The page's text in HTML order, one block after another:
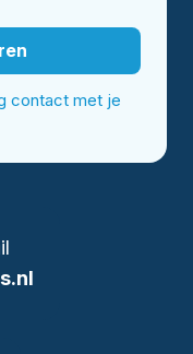
contact met je